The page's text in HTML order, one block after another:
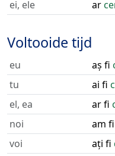
ei, ele
ar
Voltooide tijd
eu aș fi
tu
ai fi
el, ea
ar fi
noi
am fi
voi
ați fi